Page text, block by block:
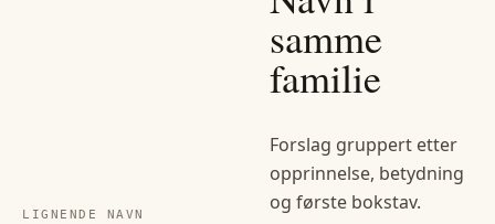
LIGNENDE NAVN
samme
familie
Forslag gruppert etter
opprinnelse, betydning
og første bokstav.